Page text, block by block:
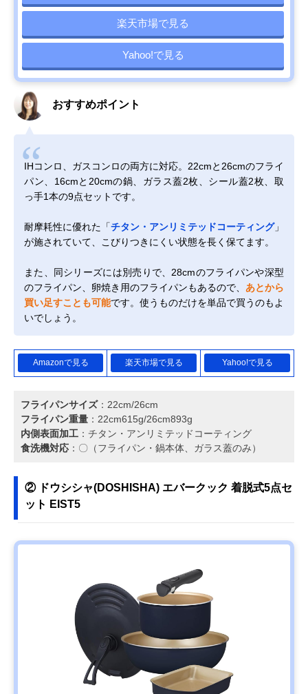
楽天市場で見る
Yahoo!で見る
おすすめポイント
IHコンロ、ガスコンロの両方に対応。22cmと26cmのフライ
パン、16cmと20cmの鍋、ガラス蓋2枚、シール蓋2枚、取
っ手1本の9点セットです。
耐摩耗性に優れた「チタン・アンリミテッドコーティング」
が施されていて、こびりつきにくい状態を長く保てます。
また、同シリーズには別売りで、28cmのフライパンや深型
のフライパン、卵焼き用のフライパンもあるので、 あとから
買い足すことも可能です。使うものだけを単品で買うのもよ
いでしょう。
Amazonで見る 楽天市場で見る Yahoo!で見る
フライパンサイズ：22cm/26cm
フライパン重量 ：22cm615g/26cm893g
内側表面加工 ：チタン・アンリミテッドコーティング
食洗機対応 ：〇（フライパン・鍋本体、ガラス蓋のみ）
② ドウシシャ(DOSHISHA) エバークック 着脱式5点セ
ット EIST5